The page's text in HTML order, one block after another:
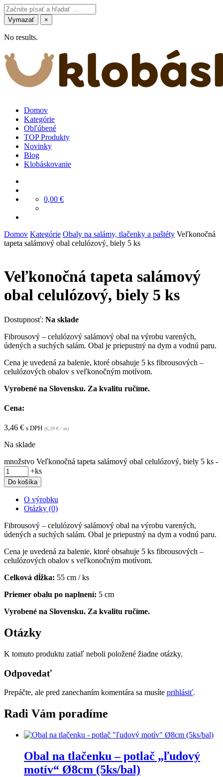
Vymazať ×
No results.
Domov
Kategórie
Obľúbené
TOP Produkty
Novinky
Blog
Klobáskovanie
0,00 €
Domov Kategórie Obaly na salámy, tlačenky a paštéty Veľkonočná
tapeta salámový obal celulózový, biely 5 ks
Veľkonočná tapeta salámový
obal celulózový, biely 5 ks
Dostupnosť: Na sklade
Fibrousový – celulózový salámový obal na výrobu varených,
údených a suchých salám. Obal je priepustný na dym a vodnú paru.
Cena je uvedená za balenie, ktoré obsahuje 5 ks fibrousových –
celulózových obalov s veľkonočným motívom.
Vyrobené na Slovensku. Za kvalitu ručíme.
Cena:
3,46 € s DPH (6,29 € / m)
Na sklade
množstvo Veľkonočná tapeta salámový obal celulózový, biely 5 ks -
+ks
Do košíka
O výrobku
Otázky (0)
Fibrousový – celulózový salámový obal na výrobu varených,
údených a suchých salám. Obal je priepustný na dym a vodnú paru.
Cena je uvedená za balenie, ktoré obsahuje 5 ks fibrousových –
celulózových obalov s veľkonočným motívom.
Celková dĺžka: 55 cm / ks
Priemer obalu po naplnení: 5 cm
Vyrobené na Slovensku. Za kvalitu ručíme.
Otázky
K tomuto produktu zatiaľ neboli položené žiadne otázky.
Odpovedať
Prepáčte, ale pred zanechaním komentára sa musíte prihlásiť.
Radi Vám poradíme
Obal na tlačenku – potlač „ľudový
motív“ Ø8cm (5ks/bal)